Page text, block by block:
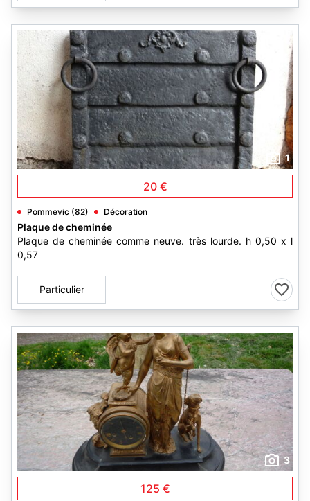
1
20 €
Pommevic (82) Décoration
Plaque de cheminée
Plaque de cheminée comme neuve. très lourde. h 0,50 x l
0,57
Particulier
3
125 €